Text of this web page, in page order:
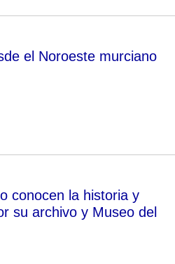
el Noroeste murciano
conocen la historia y
su archivo y Museo del